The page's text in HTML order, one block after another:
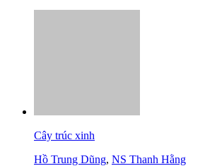
Cây trúc xinh
Hồ Trung Dũng, NS Thanh Hằng